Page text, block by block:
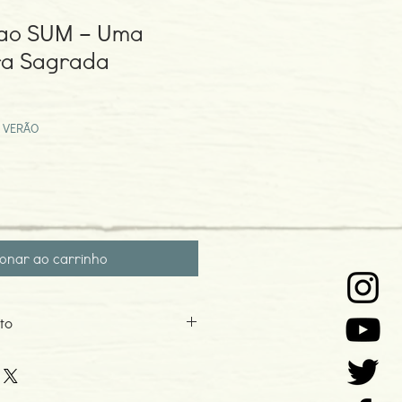
SUM – Uma
Sagrada
ao carrinho
04-1994